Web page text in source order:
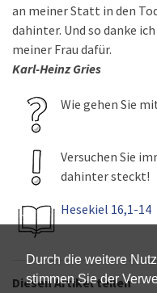
Durch die weitere
stimmen Sie der
an meiner Statt in den
dahinter. Und so danke
meiner Frau dafür.
Karl-Heinz Gries
Wie gehen Sie
Versuchen Sie
dahinter steckt!
Hesekiel 16,1-14
Diesen Artikel teilen